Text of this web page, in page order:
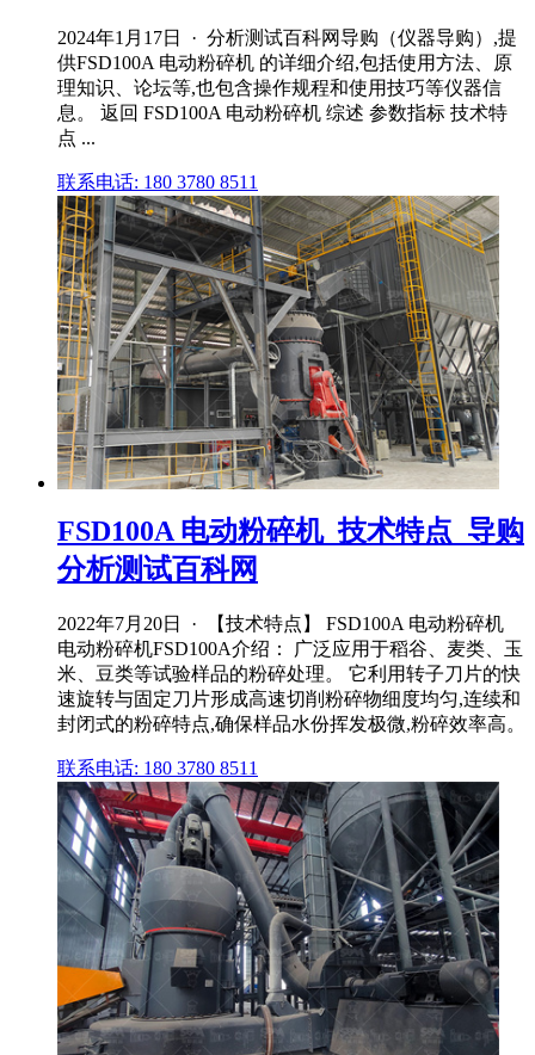
2024年1月17日 · 分析测试百科网导购（仪器导购）,提
供FSD100A 电动粉碎机 的详细介绍,包括使用方法、原
理知识、论坛等,也包含操作规程和使用技巧等仪器信
息。 返回 FSD100A 电动粉碎机 综述 参数指标 技术特
点 ...
联系电话: 180 3780 8511
FSD100A 电动粉碎机_技术特点_导购
分析测试百科网
2022年7月20日 · 【技术特点】 FSD100A 电动粉碎机
电动粉碎机FSD100A介绍： 广泛应用于稻谷、麦类、玉
米、豆类等试验样品的粉碎处理。 它利用转子刀片的快
速旋转与固定刀片形成高速切削粉碎物细度均匀,连续和
封闭式的粉碎特点,确保样品水份挥发极微,粉碎效率高。
联系电话: 180 3780 8511